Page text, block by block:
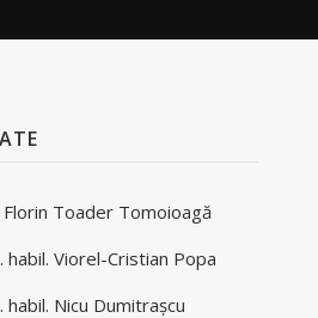
Florin Toader Tomoioagă
habil. Viorel-Cristian Popa
habil. Nicu Dumitraşcu